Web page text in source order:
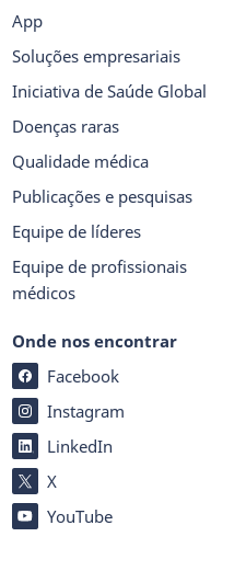
App
Soluções empresariais
Iniciativa de Saúde Global
Doenças raras
Qualidade médica
Publicações e pesquisas
Equipe de líderes
Equipe de profissionais
médicos
Onde nos encontrar
Facebook
Instagram
LinkedIn
X
YouTube